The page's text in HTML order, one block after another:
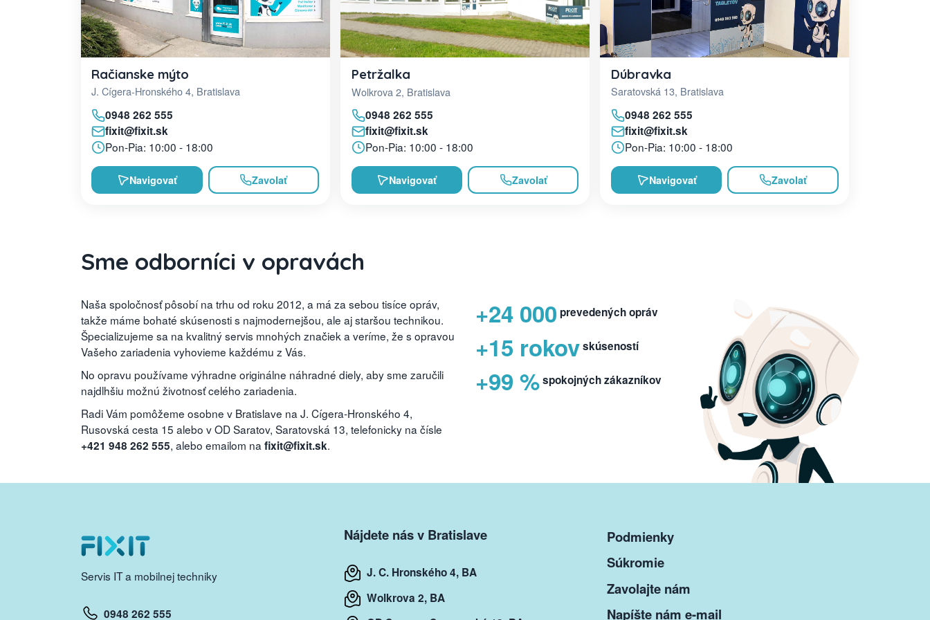
Račianske mýto
J. Cígera-Hronského 4, Bratislava
0948 262 555
fixit@fixit.sk
Pon-Pia: 10:00 - 18:00
Navigovať Zavolať
Petržalka
Wolkrova 2, Bratislava
0948 262 555
fixit@fixit.sk
Pon-Pia: 10:00 - 18:00
Navigovať Zavolať
Dúbravka
Saratovská 13, Bratislava
0948 262 555
fixit@fixit.sk
Pon-Pia: 10:00 - 18:00
Navigovať Zavolať
Sme odborníci v opravách
Naša spoločnosť pôsobí na trhu od roku 2012, a má za sebou tisíce opráv,
takže máme bohaté skúsenosti s najmodernejšou, ale aj staršou technikou.
Špecializujeme sa na kvalitný servis mnohých značiek a veríme, že s opravou
Vašeho zariadenia vyhovieme každému z Vás.
No opravu používame výhradne originálne náhradné diely, aby sme zaručili
najdlhšiu možnú životnosť celého zariadenia.
Radi Vám pomôžeme osobne v Bratislave na J. Cígera-Hronského 4,
Rusovská cesta 15 alebo v OD Saratov, Saratovská 13, telefonicky na čísle
+421 948 262 555, alebo emailom na fixit@fixit.sk.
+24 000 prevedených opráv
+15 rokovskúseností
+99 %spokojných zákazníkov
Servis IT a mobilnej techniky
0948 262 555
Nájdete nás v Bratislave
J. C. Hronského 4, BA
Wolkrova 2, BA
Podmienky
Súkromie
Zavolajte nám
Napíšte nám e-mail